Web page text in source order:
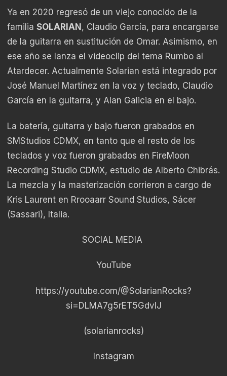
Ya en 2020 regresó de un viejo conocido de la
familia SOLARIAN , Claudio García, para encargarse
de la guitarra en sustitución de Omar. Asimismo, en
ese año se lanza el videoclip del tema Rumbo al
Atardecer. Actualmente Solarian está integrado por
José Manuel Martínez en la voz y teclado, Claudio
García en la guitarra, y Alan Galicia en el bajo.
La batería, guitarra y bajo fueron grabados en
SMStudios CDMX, en tanto que el resto de los
teclados y voz fueron grabados en FireMoon
Recording Studio CDMX, estudio de Alberto Chibrás.
La mezcla y la masterización corrieron a cargo de
Kris Laurent en Rrooaarr Sound Studios, Sácer
(Sassari), Italia.
SOCIAL MEDIA
YouTube
https://youtube.com/@SolarianRocks?
si=DLMA7g5rET5GdvIJ
(solarianrocks)
Instagram